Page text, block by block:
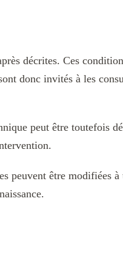
décrites. Ces
donc invités à les
peut être toutefois
peuvent être modifiées